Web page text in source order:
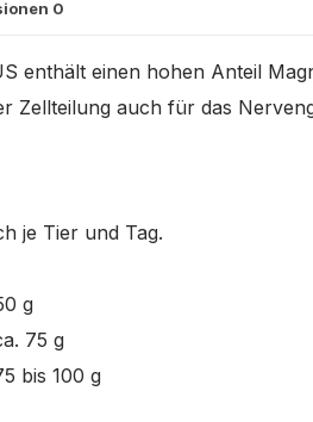
0
enthält einen hohen Anteil
Zellteilung auch für das
je Tier und Tag.
g
75 g
bis 100 g